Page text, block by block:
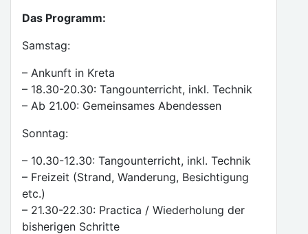
Das Programm:
Samstag:
– Ankunft in Kreta
– 18.30-20.30: Tangounterricht, inkl. Technik
– Ab 21.00: Gemeinsames Abendessen
Sonntag:
– 10.30-12.30: Tangounterricht, inkl. Technik
– Freizeit (Strand, Wanderung, Besichtigung
etc.)
– 21.30-22.30: Practica / Wiederholung der
bisherigen Schritte